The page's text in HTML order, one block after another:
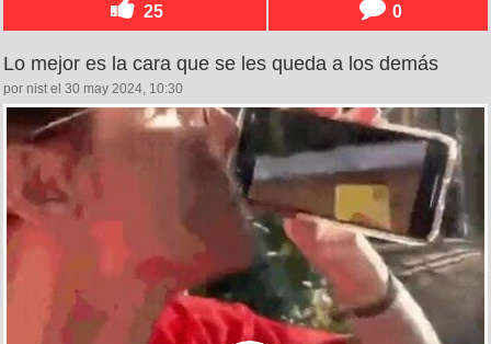
25 0
Lo mejor es la cara que se les queda a los demás
por nist el 30 may 2024, 10:30